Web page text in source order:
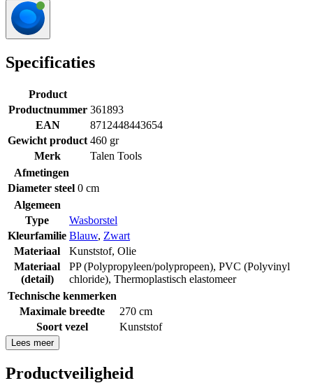
Specificaties
Product
Productnummer 361893
EAN
8712448443654
Gewicht product 460 gr
Merk
Talen Tools
Afmetingen
Diameter steel 0 cm
Algemeen
Type
Wasborstel
Kleurfamilie Blauw, Zwart
Materiaal
Kunststof, Olie
Materiaal
(detail)
PP (Polypropyleen/polypropeen), PVC (Polyvinyl
chloride), Thermoplastisch elastomeer
Technische kenmerken
Maximale breedte
270 cm
Soort vezel
Kunststof
Lees meer
Productveiligheid